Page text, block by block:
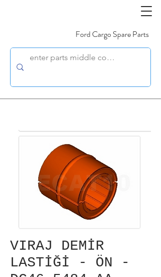
Ford Cargo Spare Parts
VIRAJ DEMİR
LASTİĞİ - ÖN -